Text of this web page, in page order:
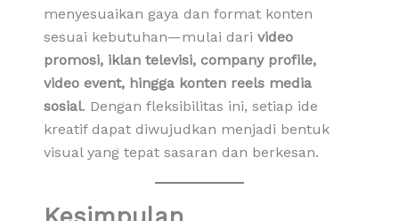
menyesuaikan gaya dan format konten
sesuai kebutuhan—mulai dari video
promosi, iklan televisi, company profile,
video event, hingga konten reels media
sosial. Dengan fleksibilitas ini, setiap ide
kreatif dapat diwujudkan menjadi bentuk
visual yang tepat sasaran dan berkesan.